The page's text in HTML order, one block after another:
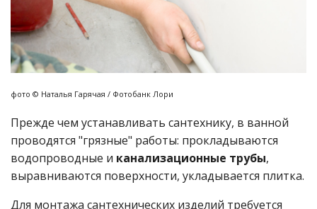
фото © Наталья Гарячая / Фотобанк Лори
Прежде чем устанавливать сантехнику, в ванной
проводятся "грязные" работы: прокладываются
водопроводные и канализационные трубы,
выравниваются поверхности, укладывается плитка.
Для монтажа сантехнических изделий требуется